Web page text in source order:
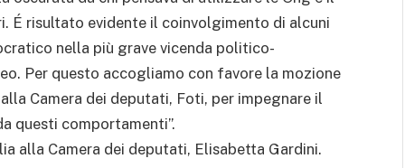
risultato evidente il coinvolgimento di alcuni
nella più grave vicenda politico-
Per questo accogliamo con favore la mozione
Camera dei deputati, Foti, per impegnare il
questi comportamenti”.
alla Camera dei deputati, Elisabetta Gardini.